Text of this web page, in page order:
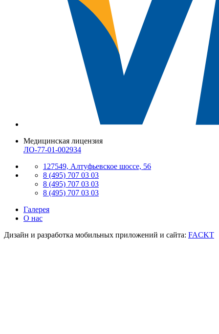
Медицинская лицензия
ЛО-77-01-002934
127549, Алтуфьевское шоссе, 56
8 (495) 707 03 03
8 (495) 707 03 03
8 (495) 707 03 03
Галерея
О нас
Дизайн и разработка мобильных приложений и сайта: FACKT